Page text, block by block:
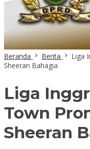
Beranda Berita
Liga
Sheeran Bahagia
Liga
Town
Sheeran